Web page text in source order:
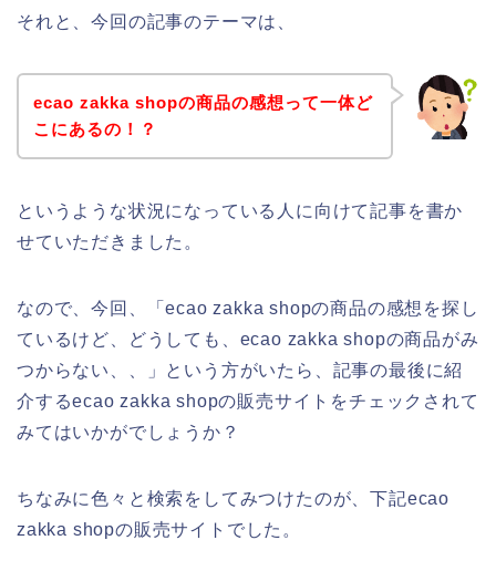
それと、今回の記事のテーマは、
ecao zakka shopの商品の感想って一体ど
こにあるの！？
というような状況になっている人に向けて記事を書か
せていただきました。
なので、今回、「ecao zakka shopの商品の感想を探し
ているけど、どうしても、ecao zakka shopの商品がみ
つからない、、」という方がいたら、記事の最後に紹
介するecao zakka shopの販売サイトをチェックされて
みてはいかがでしょうか？
ちなみに色々と検索をしてみつけたのが、下記ecao
zakka shopの販売サイトでした。